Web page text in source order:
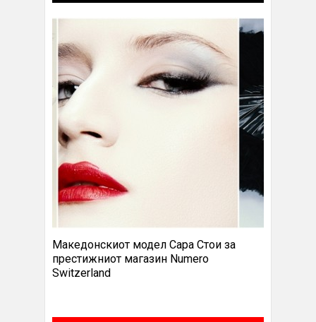
Македонскиот модел Сара Стои за
престижниот магазин Numero
Switzerland